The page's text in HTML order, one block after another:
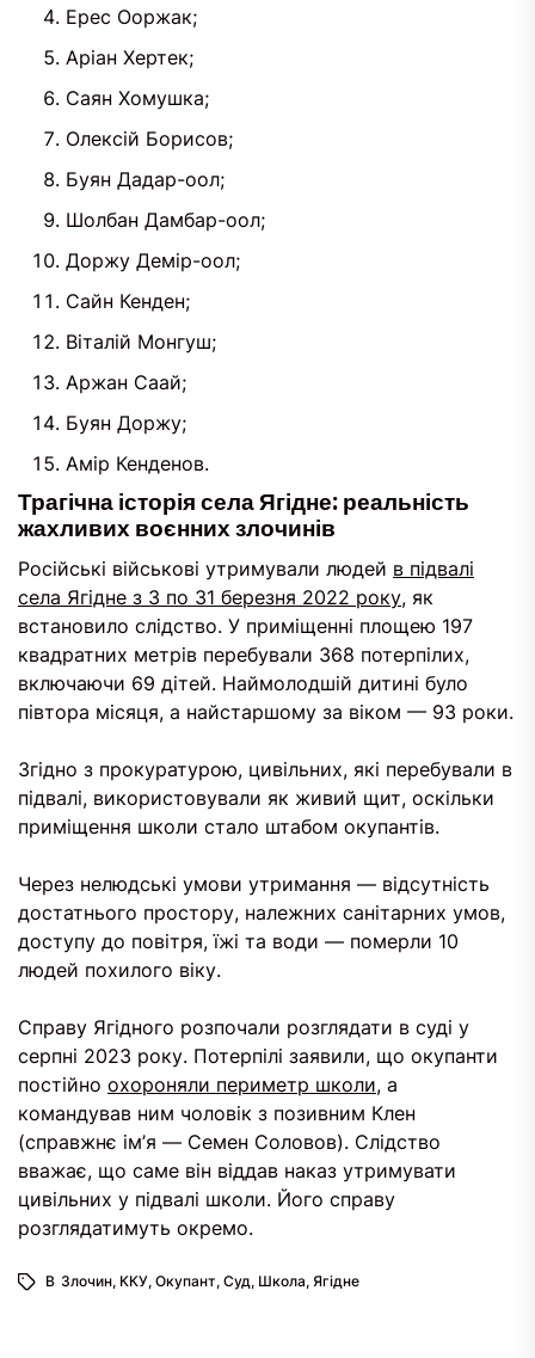
Ерес Ооржак;
Аріан Хертек;
Саян Хомушка;
Олексій Борисов;
Буян Дадар-оол;
Шолбан Дамбар-оол;
Доржу Демір-оол;
Сайн Кенден;
Віталій Монгуш;
Аржан Саай;
Буян Доржу;
Амір Кенденов.
Трагічна історія села Ягідне: реальність
жахливих воєнних злочинів
Російські військові утримували людей в підвалі
села Ягідне з 3 по 31 березня 2022 року, як
встановило слідство. У приміщенні площею 197
квадратних метрів перебували 368 потерпілих,
включаючи 69 дітей. Наймолодшій дитині було
півтора місяця, а найстаршому за віком — 93 роки.
Згідно з прокуратурою, цивільних, які перебували в
підвалі, використовували як живий щит, оскільки
приміщення школи стало штабом окупантів.
Через нелюдські умови утримання — відсутність
достатнього простору, належних санітарних умов,
доступу до повітря, їжі та води — померли 10
людей похилого віку.
Справу Ягідного розпочали розглядати в суді у
серпні 2023 року. Потерпілі заявили, що окупанти
постійно охороняли периметр школи, а
командував ним чоловік з позивним Клен
(справжнє ім’я — Семен Соловов). Слідство
вважає, що саме він віддав наказ утримувати
цивільних у підвалі школи. Його справу
розглядатимуть окремо.
В Злочин, ККУ, Окупант, Суд, Школа, Ягідне